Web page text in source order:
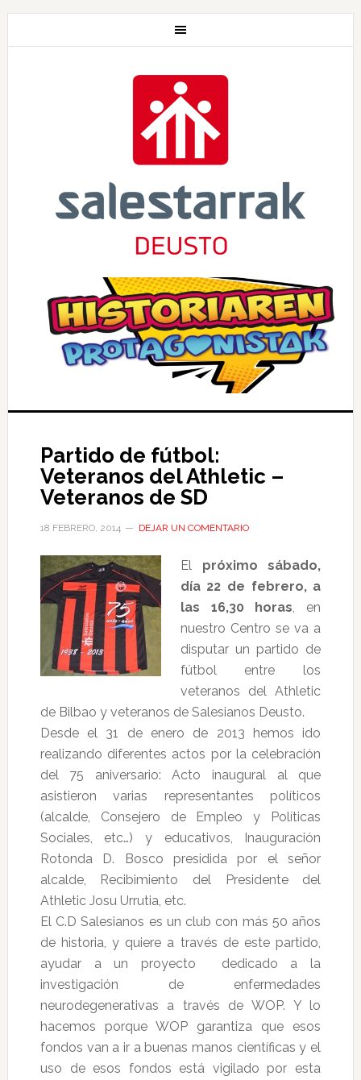
Partido de fútbol:
Veteranos del Athletic –
Veteranos de SD
18 FEBRERO, 2014 DEJAR UN COMENTARIO
El próximo sábado,
día 22 de febrero, a
las 16,30 horas , en
nuestro Centro se va a
disputar un partido de
fútbol entre los
veteranos del Athletic
de Bilbao y veteranos de Salesianos Deusto.
Desde el 31 de enero de 2013 hemos ido
realizando diferentes actos por la celebración
del 75 aniversario: Acto inaugural al que
asistieron varias representantes políticos
(alcalde, Consejero de Empleo y Políticas
Sociales, etc…) y educativos, Inauguración
Rotonda D. Bosco presidida por el señor
alcalde, Recibimiento del Presidente del
Athletic Josu Urrutia, etc.
El C.D Salesianos es un club con más 50 años
de historia, y quiere a través de este partido,
ayudar a un proyecto dedicado a la
investigación de enfermedades
neurodegenerativas a través de WOP. Y lo
hacemos porque WOP garantiza que esos
fondos van a ir a buenas manos científicas y el
uso de esos fondos está vigilado por esta